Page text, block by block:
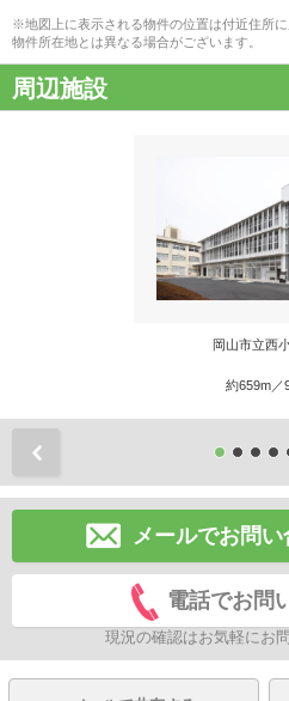
※地図上に表示される物件の位置は付近住所
物件所在地とは異なる場合がございます。
周辺施設
岡山市立西
約659m／
メールでお問
電話でお問
現況の確認はお気軽にお